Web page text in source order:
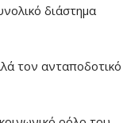
διάστημα
τον ανταποδοτικό